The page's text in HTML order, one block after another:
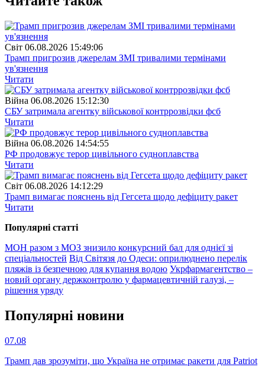
Свiт 06.08.2026 15:49:06
Трамп пригрозив джерелам ЗМІ тривалими термінами
ув'язнення
Читати
Війна 06.08.2026 15:12:30
СБУ затримала агентку військової контррозвідки фсб
Читати
Війна 06.08.2026 14:54:55
РФ продовжує терор цивільного судноплавства
Читати
Свiт 06.08.2026 14:12:29
Трамп вимагає пояснень від Гегсета щодо дефіциту ракет
Читати
Популярнi статтi
МОН разом з МОЗ знизило конкурсний бал для однієї зі
спеціальностей Від Світязя до Одеси: оприлюднено перелік
пляжів із безпечною для купання водою Укрфармагентство –
новий органу держконтролю у фармацевтичній галузі, –
рішення уряду
Популярнi новини
07.08
Трамп дав зрозуміти, що Україна не отримає ракети для Patriot